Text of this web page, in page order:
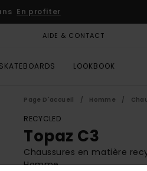
En profiter
AIDE & CONTACT
SKATEBOARDS LOOKBOOK
Page D'accueil Homme
RECYCLED
Topaz C3
Chaussures en matière
Homme